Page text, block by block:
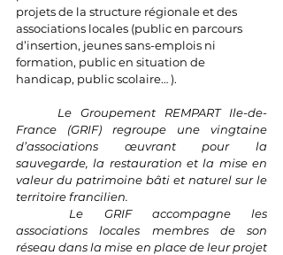
projets de la structure régionale et des
associations locales (public en parcours
d’insertion, jeunes sans-emplois ni
formation, public en situation de
handicap, public scolaire… ).
Le Groupement REMPART Ile-de-
France (GRIF) regroupe une vingtaine
d’associations œuvrant pour la
sauvegarde, la restauration et la mise en
valeur du patrimoine bâti et naturel sur le
territoire francilien.
Le GRIF accompagne les
associations locales membres de son
réseau dans la mise en place de leur projet